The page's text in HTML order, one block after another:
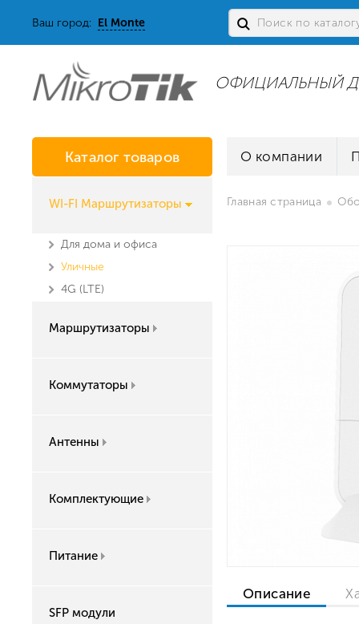
Ваш город: El Monte
ОФИЦИАЛЬНЫЙ
Каталог товаров
WI-FI Маршрутизаторы
Для дома и офиса
Уличные
4G (LTE)
Маршрутизаторы
Коммутаторы
Антенны
Комплектующие
Питание
SFP модули
О компании
Главная страница
Описание